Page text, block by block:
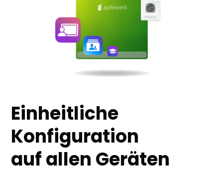
Einheitliche
Konfiguration
auf allen Geräten